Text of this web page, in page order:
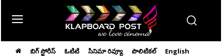
బిగ్ స్టోరీస్ ఓటిటి సినిమా రివ్యూ పొలిటికల్ English